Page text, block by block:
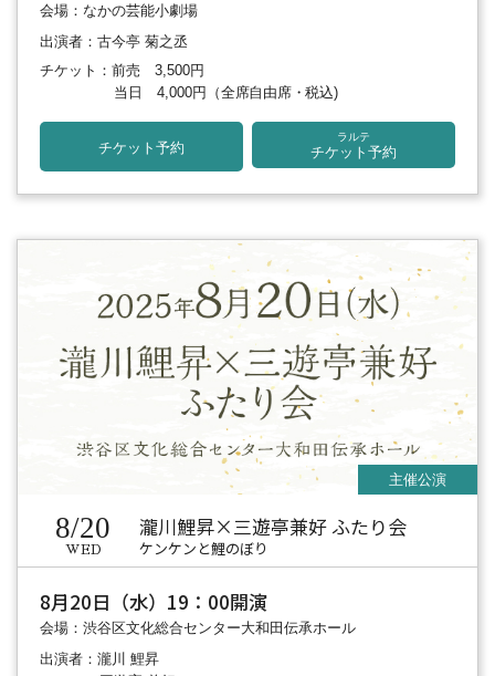
会場：なかの芸能小劇場
出演者：古今亭 菊之丞
チケット：前売 3,500円
当日 4,000円 （全席自由席・税込)
チケット予約
ラルテ
チケット予約
8/20
WED
瀧川鯉昇×三遊亭兼好 ふたり会
ケンケンと鯉のぼり
8月20日（水）19：00開演
会場：渋谷区文化総合センター大和田伝承ホール
出演者：瀧川 鯉昇